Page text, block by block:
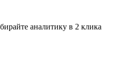
аналитику в 2 клика